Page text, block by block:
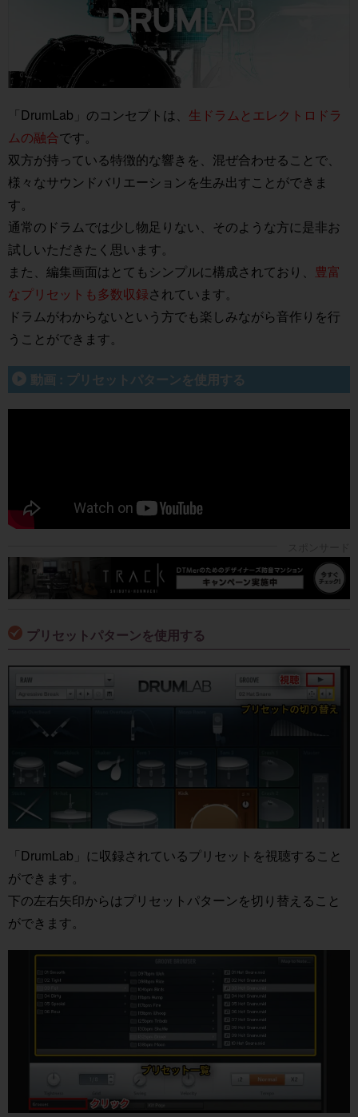
「DrumLab」のコンセプトは、 生ドラムとエレクトロドラ
ムの融合です。
双方が持っている特徴的な響きを、混ぜ合わせることで、
様々なサウンドバリエーションを生み出すことができま
す。
通常のドラムでは少し物足りない、そのような方に是非お
試しいただきたく思います。
また、編集画面はとてもシンプルに構成されており、 豊富
なプリセットも多数収録されています。
ドラムがわからないという方でも楽しみながら音作りを行
うことができます。
動画 : プリセットパターンを使用する
プリセットパターンを使用する
「DrumLab」に収録されているプリセットを視聴すること
ができます。
下の左右矢印からはプリセットパターンを切り替えること
ができます。